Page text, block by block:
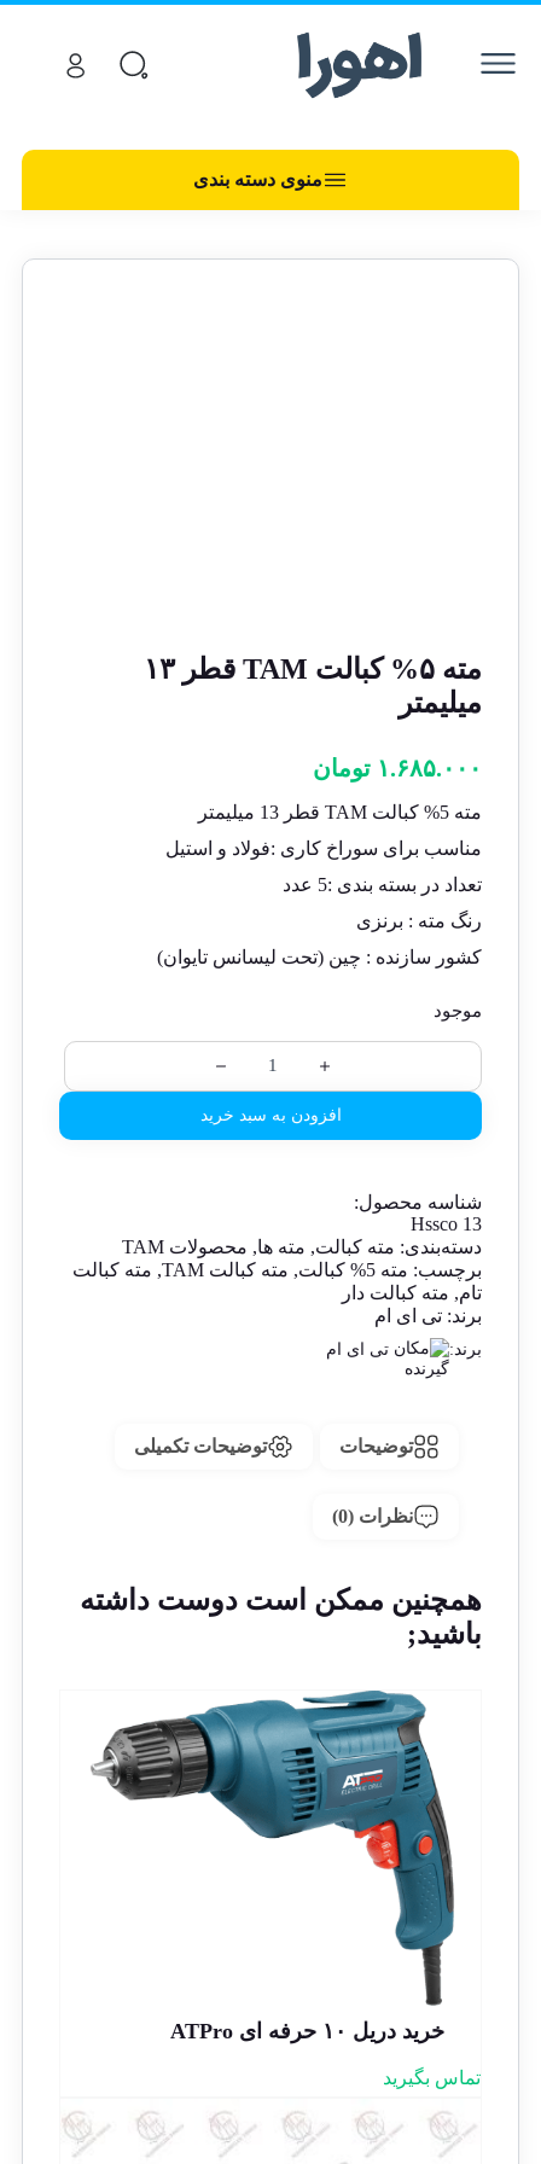
منوی دسته بندی
مته ۵% کبالت TAM قطر ۱۳
میلیمتر
۱.۶۸۵.۰۰۰ تومان
مته 5% کبالت TAM قطر 13 میلیمتر
مناسب برای سوراخ کاری :فولاد و استیل
تعداد در بسته بندی :5 عدد
رنگ مته : برنزی
کشور سازنده : چین (تحت لیسانس تایوان)
موجود
افزودن به سبد خرید
شناسه محصول:
Hssco 13
دسته‌بندی: مته کبالت, مته ها, محصولات TAM
برچسب: مته 5% کبالت , مته کبالت TAM , مته کبالت
تام, مته کبالت دار
برند: تی ای ام
برند: تی ای ام
توضیحات توضیحات تکمیلی
نظرات (0)
همچنین ممکن است دوست داشته
باشید;
خرید دریل ۱۰ حرفه ای ATPro
تماس بگیرید